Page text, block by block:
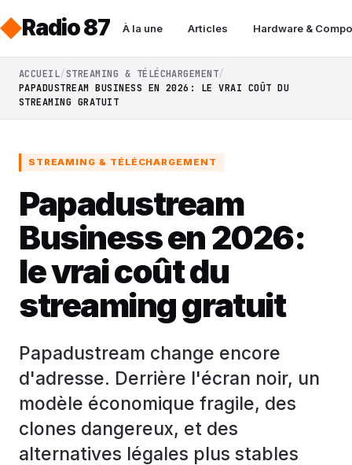
Radio 87 À la une Articles Hardware &
ACCUEIL STREAMING & TÉLÉCHARGEMENT
PAPADUSTREAM BUSINESS EN 2026: LE VRAI COÛT DU
STREAMING GRATUIT
STREAMING & TÉLÉCHARGEMENT
Papadustream
Business en 2026:
le vrai coût du
streaming gratuit
Papadustream change encore
d'adresse. Derrière l'écran noir, un
modèle économique fragile, des
clones dangereux, et des
alternatives légales plus stables